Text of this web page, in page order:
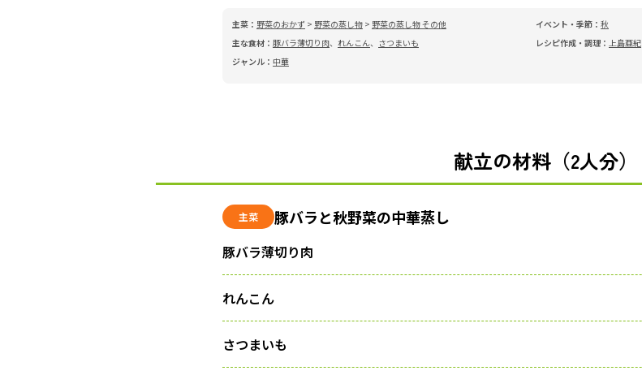
主菜： 野菜のおかず > 野菜の蒸し物 > 野菜の蒸し物 その他
主な食材： 豚バラ薄切り肉、 れんこん、 さつまいも
ジャンル： 中華
イベント・季節： 秋
レシピ作成・調理： 上島亜紀
献立の材料（2人分）
主菜 豚バラと秋野菜の中華蒸し
豚バラ薄切り肉
れんこん
さつまいも